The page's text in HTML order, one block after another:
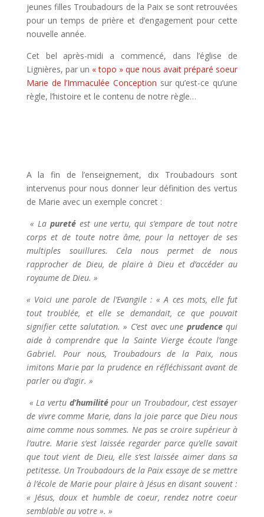
jeunes filles Troubadours de la Paix se sont retrouvées
pour un temps de prière et d’engagement pour cette
nouvelle année.
Cet bel après-midi a commencé, dans l’église de
Lignières, par un « topo » que nous avait préparé soeur
Marie de l’Immaculée Conception sur qu’est-ce qu’une
règle, l’histoire et le contenu de notre règle…
A la fin de l’enseignement, dix Troubadours sont
intervenus pour nous donner leur définition des vertus
de Marie avec un exemple concret :
« Lapuretéest une vertu, qui s’empare de tout notre
corps et de toute notre âme, pour la nettoyer de ses
multiples souillures. Cela nous permet de nous
rapprocher de Dieu, de plaire à Dieu et d’accéder au
royaume de Dieu. »
« Voici une parole de l’Evangile : « A ces mots, elle fut
tout troublée, et elle se demandait, ce que pouvait
signifier cette salutation. » C’est avec une prudencequi
aide à comprendre que la Sainte Vierge écoute l’ange
Gabriel. Pour nous, Troubadours de la Paix, nous
imitons Marie par la prudence en réfléchissant avant de
parler ou d’agir. »
« La vertu d’humilitépour un Troubadour, c’est essayer
de vivre comme Marie, dans la joie parce que Dieu nous
aime comme nous sommes. Ne pas se croire supérieur à
l’autre. Marie s’est laissée regarder parce qu’elle savait
que tout vient de Dieu, elle s’est laissée aimer dans sa
petitesse. Un Troubadours de la Paix essaye de se mettre
à l’école de Marie pour plaire à Jésus en disant souvent :
« Jésus, doux et humble de coeur, rendez notre coeur
semblable au votre ». »